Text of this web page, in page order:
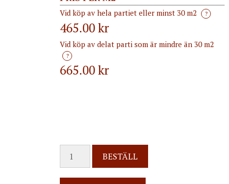
Vid köp av hela partiet eller minst 30 m2 ?
465.00 kr
Vid köp av delat parti som är mindre än 30 m2
?
665.00kr
BESTÄLL